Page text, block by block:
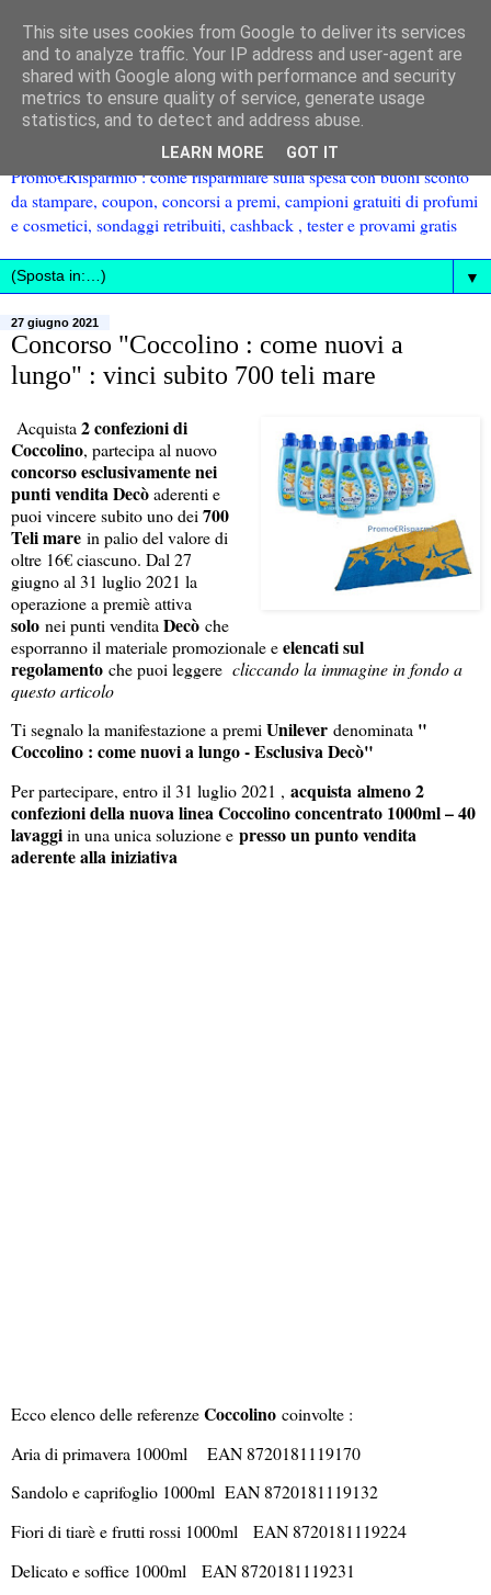
Promo€Risparmio : come risparmiare sulla spesa con buoni sconto
da stampare, coupon, concorsi a premi, campioni gratuiti di profumi
e cosmetici, sondaggi retribuiti, cashback , tester e provami gratis
▼
27 giugno 2021
Concorso "Coccolino : come nuovi a
lungo" : vinci subito 700 teli mare
Acquista 2 confezioni di
Coccolino, partecipa al nuovo
concorso esclusivamente nei
punti vendita Decòaderenti e
puoi vincere subito uno dei 700
Teli mare in palio del valore di
oltre 16€ ciascuno. Dal 27
giugno al 31 luglio 2021 la
operazione a premiè attiva
solo nei punti vendita Decò che
esporranno il materiale promozionale eelencati sul
regolamento che puoi leggere cliccando la immagine in fondo a
questo articolo
Ti segnalo la manifestazione a premiUnilever denominata "
Coccolino : come nuovi a lungo - Esclusiva Decò"
Per partecipare, entro il 31 luglio 2021 , acquista almeno 2
confezioni della nuova linea Coccolino concentrato 1000ml – 40
lavaggiin una unica soluzione e presso un punto vendita
aderente alla iniziativa
Ecco elenco delle referenzeCoccolino coinvolte :
Aria di primavera 1000ml EAN 8720181119170
Sandolo e caprifoglio 1000ml EAN 8720181119132
Fiori di tiarè e frutti rossi 1000ml EAN 8720181119224
Delicato e soffice 1000ml EAN 8720181119231
This site uses cookies from Google to deliver its services
and to analyze traffic. Your IP address and user-agent are
shared with Google along with performance and security
metrics to ensure quality of service, generate usage
statistics, and to detect and address abuse.
LEARN MORE GOT IT